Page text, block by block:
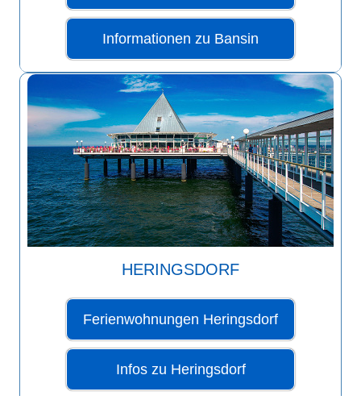
Informationen zu Bansin
HERINGSDORF
Ferienwohnungen Heringsdorf
Infos zu Heringsdorf